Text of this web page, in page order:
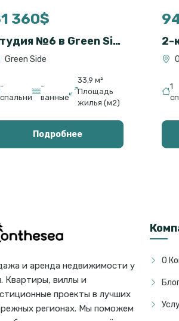
360$
Студия №6 в Green Side
Green Side
-
спальни
-
ванные
33,9 м²
Площадь
жилья (м2)
Подробнее
1
и аренда недвижимости у
Квартиры, виллы и
проекты в лучших
регионах. Мы поможем
О